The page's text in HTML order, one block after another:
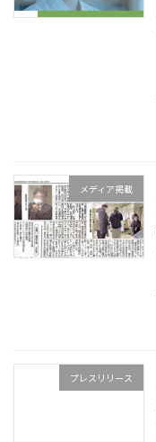
メディア掲載
プレスリリース